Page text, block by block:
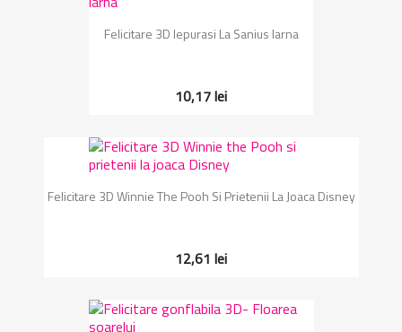
Felicitare 3D Iepurasi La Sanius Iarna
10,17 lei
Felicitare 3D Winnie The Pooh Si Prietenii La Joaca Disney
12,61 lei